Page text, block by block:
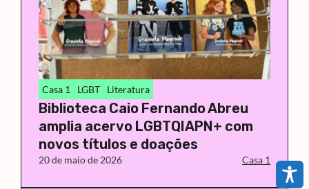
Casa 1 LGBT Literatura
Biblioteca Caio Fernando Abreu
amplia acervo LGBTQIAPN+ com
novos títulos e doações
20 de maio de 2026 Casa 1